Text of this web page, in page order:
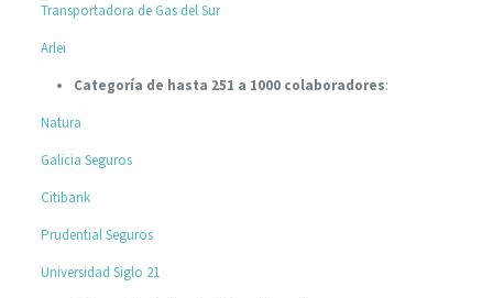
Transportadora de Gas del Sur
Arlei
Categoría de hasta 251 a 1000 colaboradores:
Natura
Galicia Seguros
Citibank
Prudential Seguros
Universidad Siglo 21